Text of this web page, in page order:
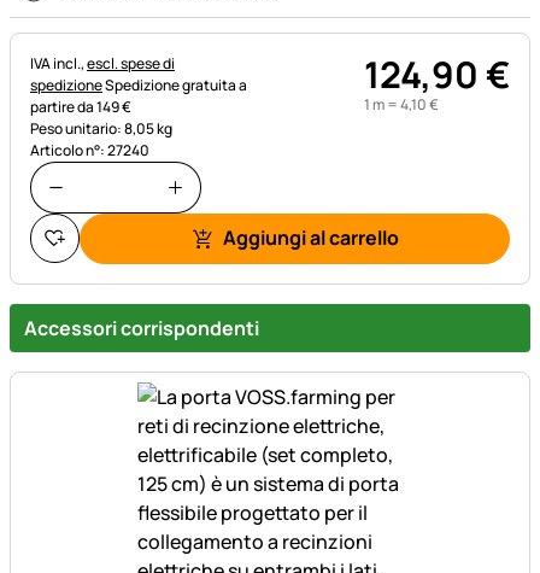
Informazioni fiscali:
IVA incl.,escl. spese di
spedizioneSpedizione gratuita a
partire da 149 €
Peso unitario: 8,05 kg
Articolo n°: 27240
124,90€
1 m =4,10€
Aggiungi al carrello
Accessori corrispondenti